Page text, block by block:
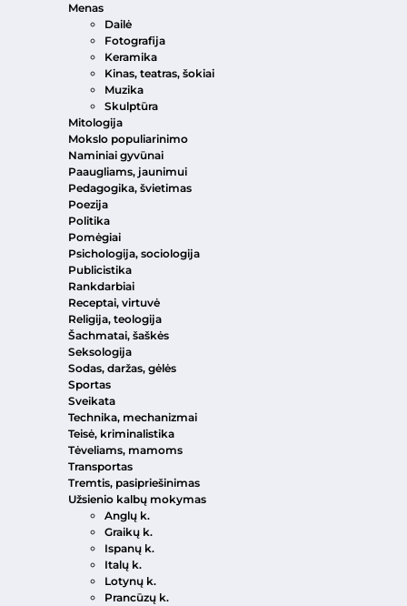
Menas
Dailė
Fotografija
Keramika
Kinas, teatras, šokiai
Muzika
Skulptūra
Mitologija
Mokslo populiarinimo
Naminiai gyvūnai
Paaugliams, jaunimui
Pedagogika, švietimas
Poezija
Politika
Pomėgiai
Psichologija, sociologija
Publicistika
Rankdarbiai
Receptai, virtuvė
Religija, teologija
Šachmatai, šaškės
Seksologija
Sodas, daržas, gėlės
Sportas
Sveikata
Technika, mechanizmai
Teisė, kriminalistika
Tėveliams, mamoms
Transportas
Tremtis, pasipriešinimas
Užsienio kalbų mokymas
Anglų k.
Graikų k.
Ispanų k.
Italų k.
Lotynų k.
Prancūzų k.